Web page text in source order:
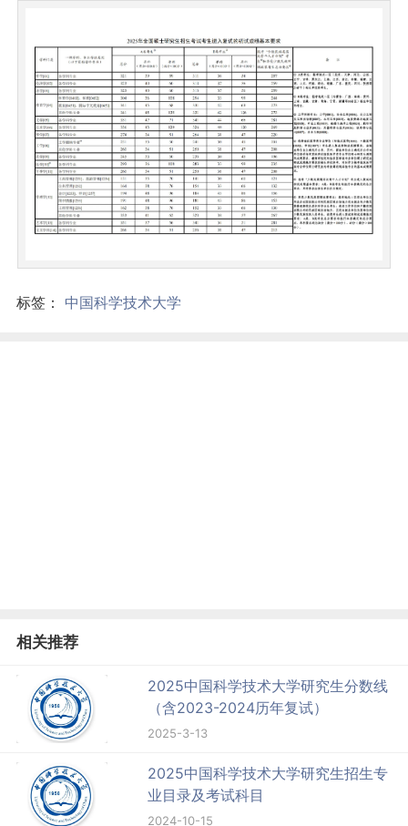
标签： 中国科学技术大学
相关推荐
2025中国科学技术大学研究生分数线
（含2023-2024历年复试）
2025-3-13
2025中国科学技术大学研究生招生专
业目录及考试科目
2024-10-15